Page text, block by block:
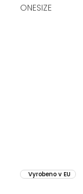
ONESIZE
Vyrobeno v EU